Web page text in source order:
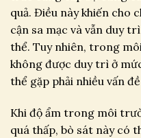
quả. Điều này khiến cho
cận sa mạc và vẫn duy
thể. Tuy nhiên, trong
không được duy trì ở
thể gặp phải nhiều vấn
Khi độ ẩm trong môi
quá thấp, bò sát này có